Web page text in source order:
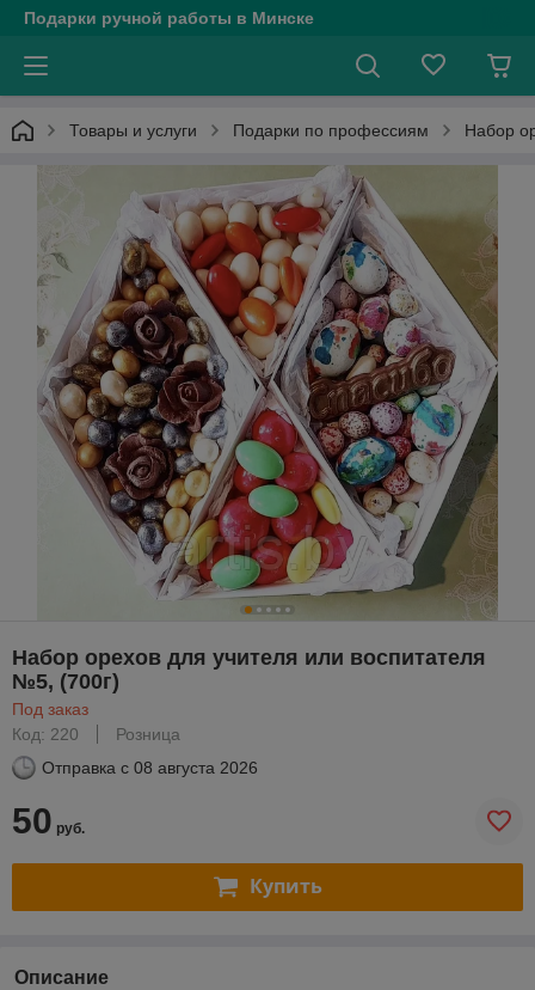
Подарки ручной работы в Минске
Товары и услуги Подарки по профессиям Набор
Набор орехов для учителя или воспитателя
№5, (700г)
Под заказ
Код: 220
Розница
Отправка с 08 августа 2026
50 руб.
Купить
Описание